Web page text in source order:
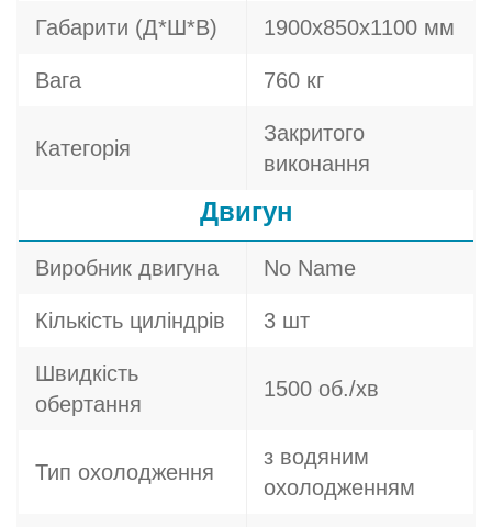
Габарити (Д*Ш*В) 1900х850х1100 мм
Вага 760 кг
Категорія
Закритого
виконання
Двигун
Виробник двигуна No Name
Кількість циліндрів 3 шт
Швидкість
обертання
1500 об./хв
Тип охолодження
з водяним
охолодженням